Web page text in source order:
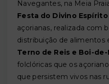
Navegantes, na Meia
Festa do Divino
açorianas, realizada com
distribuição de alimentos
Terno de Reis e Boi-de-
folclóricas que os
que persistem vivos nas